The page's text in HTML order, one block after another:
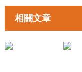
相關文章
拉近親子距離